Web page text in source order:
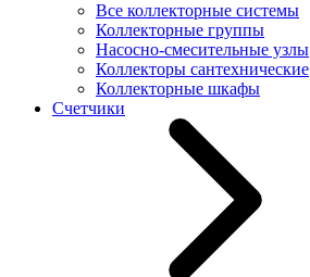
Все коллекторные системы
Коллекторные группы
Насосно-смесительные узлы
Коллекторы сантехнические
Коллекторные шкафы
Счетчики